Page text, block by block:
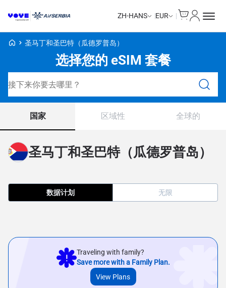
ZH-HANS EUR
Voye Homepage
圣马丁和圣巴特（瓜德罗普岛）
选择您的 eSIM 套餐
国家 区域性 全球的
圣马丁和圣巴特（瓜德罗普岛）
数据计划 无限
Traveling with family?
Save more with a Family Plan.
View Plans